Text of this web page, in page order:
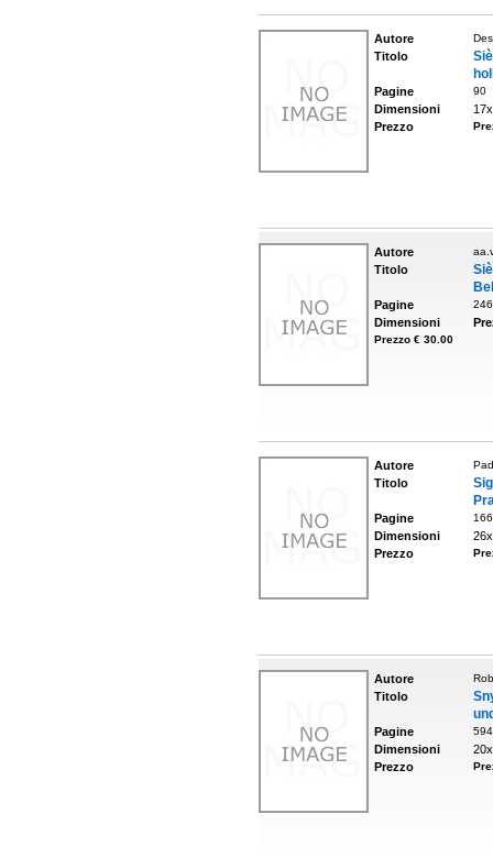
Autore
Titolo
Pagine 90
Dimensioni
Prezzo
Autore
Titolo
Pagine 246
Dimensioni
Prezzo € 30.00
Autore
Titolo
Pagine
Dimensioni
Prezzo
Autore
Titolo
Pagine 594
Dimensioni
Prezzo